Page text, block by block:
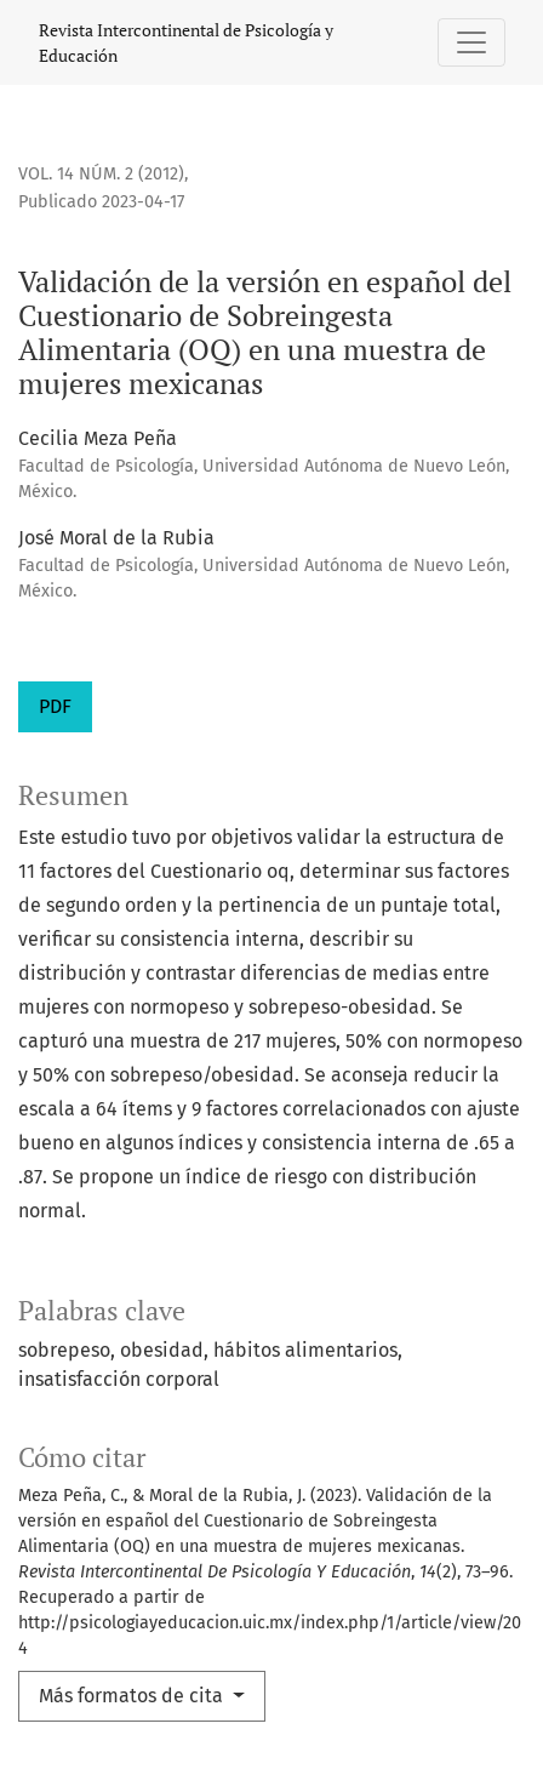
Validación de la versión en español del Cuestionario de
Revista Intercontinental de Psicología y
Educación
VOL. 14 NÚM. 2 (2012),
Validación de la versión en español del
Cuestionario de Sobreingesta
Alimentaria (OQ) en una muestra de
mujeres mexicanas
Publicado 2023-04-17
Cecilia Meza Peña
Facultad de Psicología, Universidad Autónoma de Nuevo León,
México.
José Moral de la Rubia
Facultad de Psicología, Universidad Autónoma de Nuevo León,
México.
PDF
Palabras clave
sobrepeso obesidad
hábitos alimentarios
insatisfacción corporal
Cómo citar
Meza Peña, C., & Moral de la Rubia, J. (2023). Validación de la
versión en español del Cuestionario de Sobreingesta
Alimentaria (OQ) en una muestra de mujeres mexicanas.
Revista Intercontinental De Psicología Y Educación, 14(2), 73–96.
Recuperado a partir de
http://psicologiayeducacion.uic.mx/index.php/1/article/view/20
4
Más formatos de cita
Resumen
Este estudio tuvo por objetivos validar la estructura de
11 factores del Cuestionario oq, determinar sus factores
de segundo orden y la pertinencia de un puntaje total,
verificar su consistencia interna, describir su
distribución y contrastar diferencias de medias entre
mujeres con normopeso y sobrepeso-obesidad. Se
capturó una muestra de 217 mujeres, 50% con normopeso
y 50% con sobrepeso/obesidad. Se aconseja reducir la
escala a 64 ítems y 9 factores correlacionados con ajuste
bueno en algunos índices y consistencia interna de .65 a
.87. Se propone un índice de riesgo con distribución
normal.